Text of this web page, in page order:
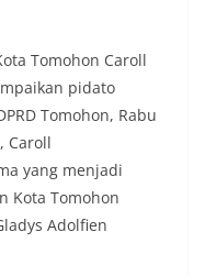
Tomohon Caroll
pidato
Tomohon, Rabu
Caroll
yang menjadi
Kota Tomohon
Adolfien